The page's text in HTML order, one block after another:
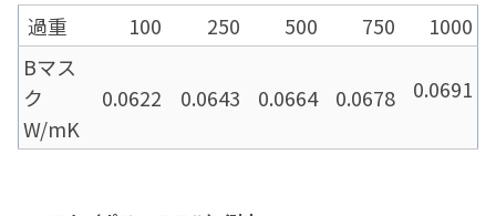
過重 100 250 500 750
1000
Bマス
ク
W/mK
0.0622 0.0643 0.0664 0.0678 0.0691